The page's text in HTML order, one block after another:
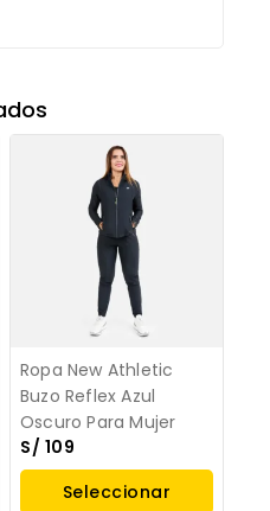
Ropa New Athletic
Buzo Reflex Azul
Oscuro Para Mujer
S/ 109
Seleccionar